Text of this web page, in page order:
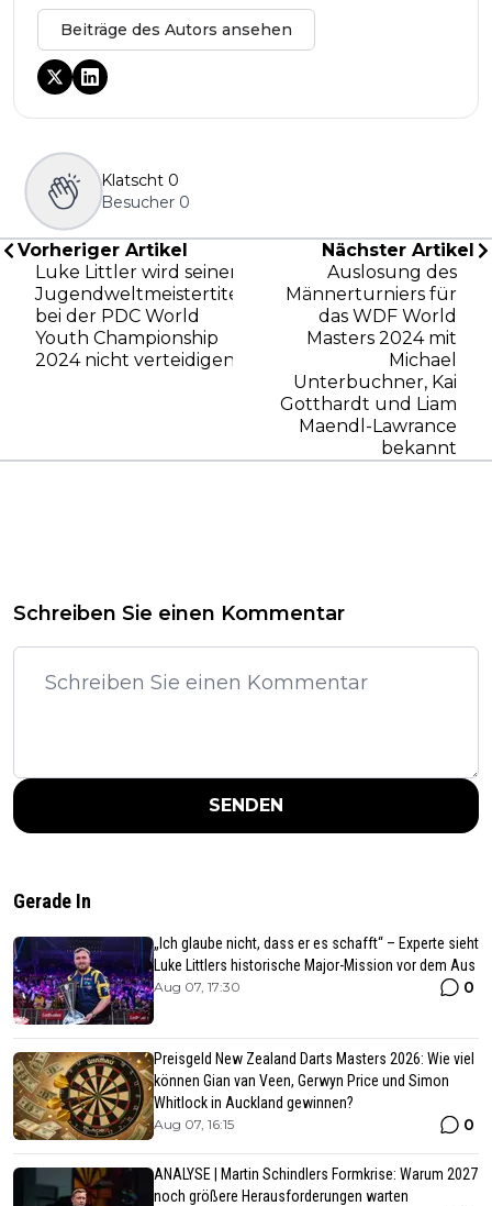
Beiträge des Autors ansehen
Klatscht 0
Besucher 0
Vorheriger Artikel
Luke Littler wird seinen
Jugendweltmeistertitel
bei der PDC World
Youth Championship
2024 nicht verteidigen
Nächster Artikel
Auslosung des
Männerturniers für
das WDF World
Masters 2024 mit
Michael
Unterbuchner, Kai
Gotthardt und Liam
Maendl-Lawrance
bekannt
Schreiben Sie einen Kommentar
SENDEN
Gerade In
„Ich glaube nicht, dass er es schafft“ – Experte sieht
Luke Littlers historische Major-Mission vor dem Aus
Aug 07, 17:30 0
Preisgeld New Zealand Darts Masters 2026: Wie viel
können Gian van Veen, Gerwyn Price und Simon
Whitlock in Auckland gewinnen?
Aug 07, 16:15 0
ANALYSE | Martin Schindlers Formkrise: Warum 2027
noch größere Herausforderungen warten